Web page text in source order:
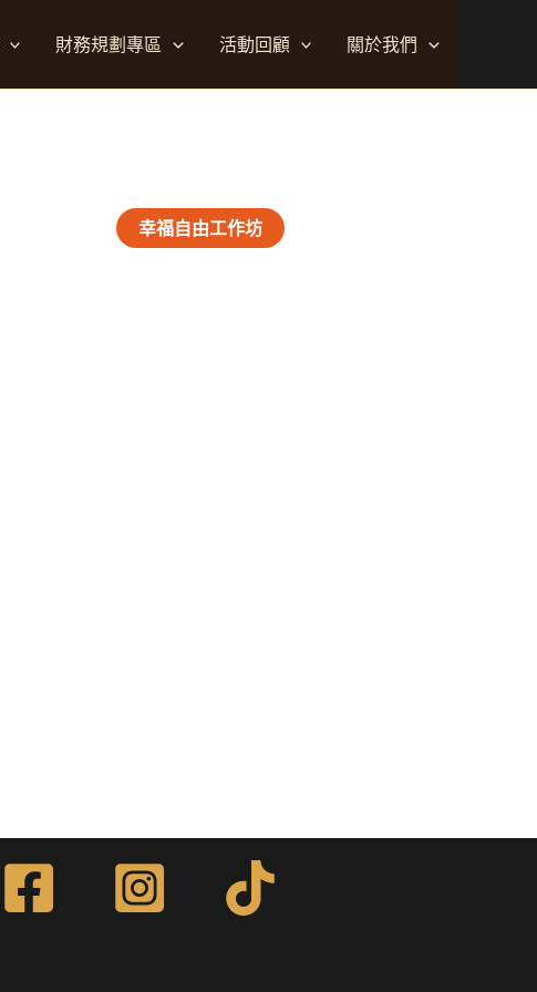
財務規劃專區 活動回顧 關於我們
幸福自由工作坊